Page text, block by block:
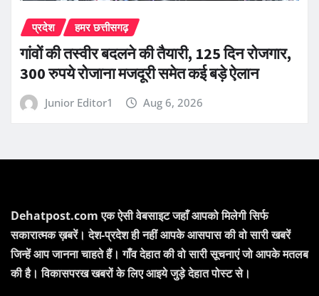
प्रदेश हमर छत्तीसगढ़
गांवों की तस्वीर बदलने की तैयारी, 125 दिन रोजगार,
300 रुपये रोजाना मजदूरी समेत कई बड़े ऐलान
Junior Editor1 Aug 6, 2026
Dehatpost.com एक ऐसी वेबसाइट जहाँ आपको मिलेगी सिर्फ
सकारात्मक ख़बरें। देश-प्रदेश ही नहीं आपके आसपास की वो सारी खबरें
जिन्हें आप जानना चाहते हैं। गाँव देहात की वो सारी सूचनाएं जो आपके मतलब
की है। विकासपरख खबरों के लिए आइये जुड़े देहात पोस्ट से।